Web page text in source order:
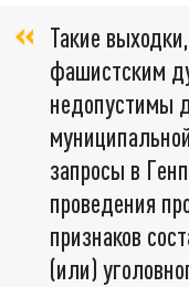
Такие
фашистским
недопустимы
запросы в
проведения
признаков
(или)